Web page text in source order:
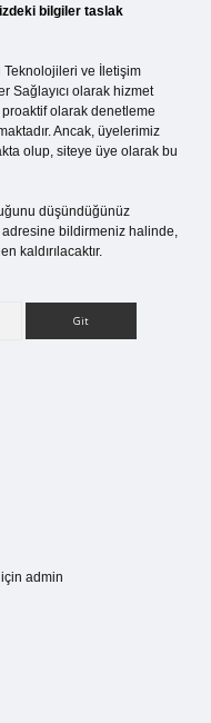
bilgiler taslak
Teknolojileri ve İletişim
Sağlayıcı olarak hizmet
olarak denetleme
Ancak, üyelerimiz
olup, siteye üye olarak bu
düşündüğünüz
adresine bildirmeniz halinde,
kaldırılacaktır.
için admin